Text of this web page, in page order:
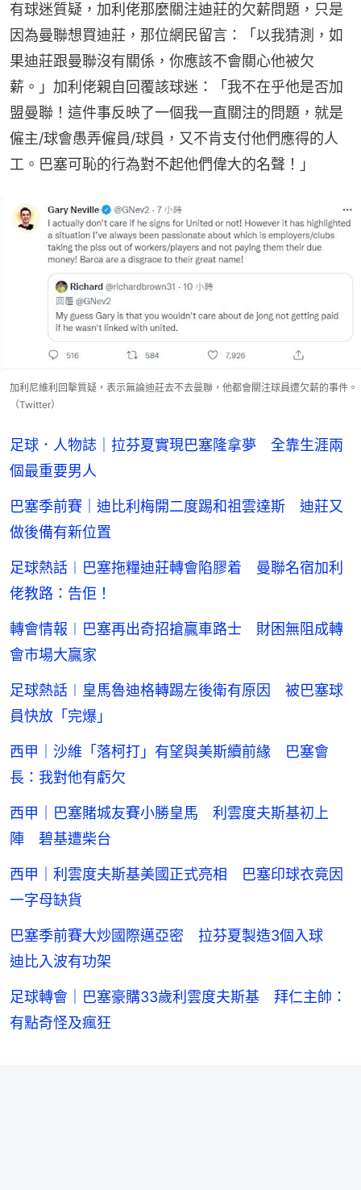
有球迷質疑，加利佬那麼關注迪莊的欠薪問題，只是
因為曼聯想買迪莊，那位網民留言：「以我猜測，如
果迪莊跟曼聯沒有關係，你應該不會關心他被欠
薪。」加利佬親自回覆該球迷：「我不在乎他是否加
盟曼聯！這件事反映了一個我一直關注的問題，就是
僱主/球會愚弄僱員/球員，又不肯支付他們應得的人
工。巴塞可恥的行為對不起他們偉大的名聲！」
加利尼維利回擊質疑，表示無論迪莊去不去曼聯，他都會關注球員遭欠薪的事件。
（Twitter）
足球．人物誌｜拉芬夏實現巴塞隆拿夢 全靠生涯兩
個最重要男人
巴塞季前賽｜迪比利梅開二度踢和祖雲達斯 迪莊又
做後備有新位置
足球熱話︱巴塞拖糧迪莊轉會陷膠着 曼聯名宿加利
佬教路：告佢！
轉會情報︱巴塞再出奇招搶贏車路士 財困無阻成轉
會市場大贏家
足球熱話︱皇馬魯迪格轉踢左後衛有原因 被巴塞球
員快放「完爆」
西甲｜沙維「落柯打」有望與美斯續前緣 巴塞會
長：我對他有虧欠
西甲｜巴塞賭城友賽小勝皇馬 利雲度夫斯基初上
陣 碧基遭柴台
西甲｜利雲度夫斯基美國正式亮相 巴塞印球衣竟因
一字母缺貨
巴塞季前賽大炒國際邁亞密 拉芬夏製造3個入球
迪比入波有功架
足球轉會｜巴塞豪購33歲利雲度夫斯基 拜仁主帥：
有點奇怪及瘋狂